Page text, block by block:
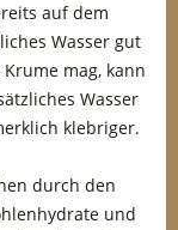
auf dem
Wasser gut
mag, kann
Wasser
klebriger.
durch den
und